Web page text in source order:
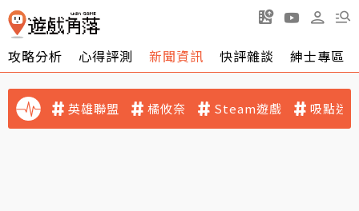
攻略分析 心得評測 新聞資訊 快評雜談 紳士專區
英雄聯盟 橘攸奈 Steam遊戲 吸點迷